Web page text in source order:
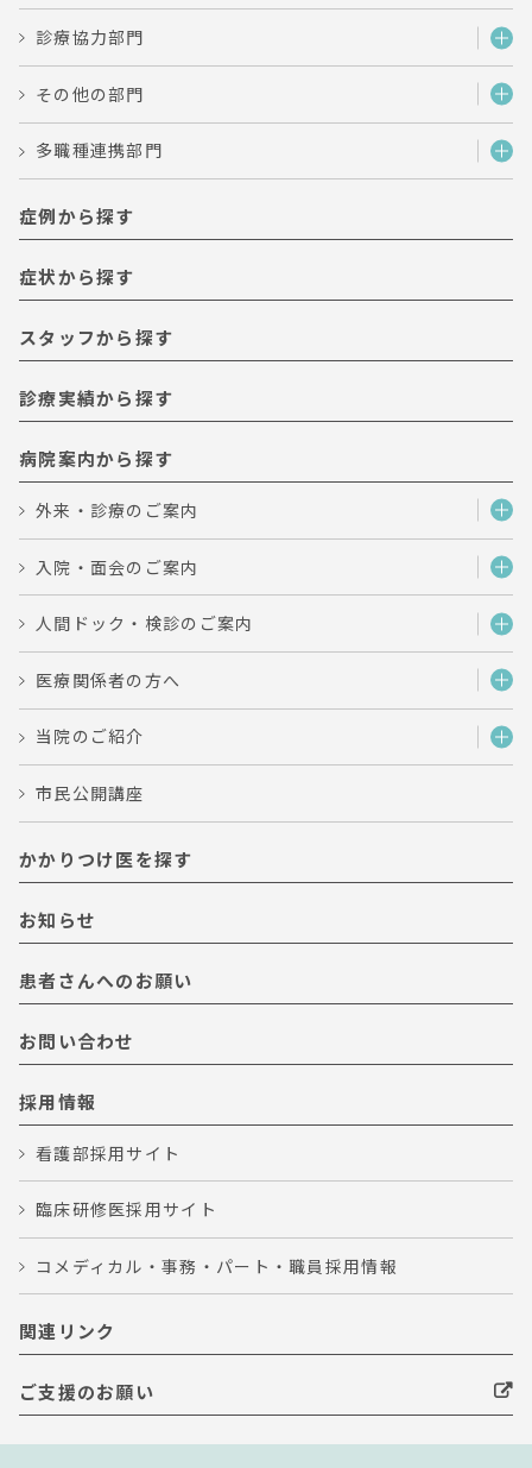
診療協力部門
その他の部門
多職種連携部門
症例から探す
症状から探す
スタッフから探す
診療実績から探す
病院案内から探す
外来・診療のご案内
入院・面会のご案内
人間ドック・検診のご案内
医療関係者の方へ
当院のご紹介
市民公開講座
かかりつけ医を探す
お知らせ
患者さんへのお願い
お問い合わせ
採用情報
看護部採用サイト
臨床研修医採用サイト
コメディカル・事務・パート・職員採用情報
関連リンク
ご支援のお願い